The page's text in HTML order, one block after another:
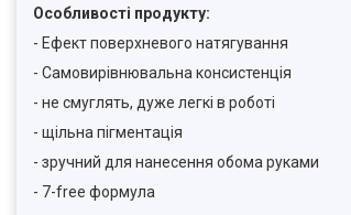
Особливості продукту:
- Ефект поверхневого натягування
- Самовирівнювальна консистенція
- не смуглять, дуже легкі в роботі
- щільна пігментація
- зручний для нанесення обома руками
- 7-free формула